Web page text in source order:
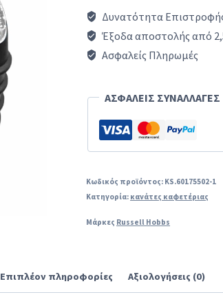
Δυνατότητα
Έξοδα αποστολής από
Ασφαλείς Πληρωμές
ΑΣΦΑΛΕΙΣ ΣΥΝΑΛΛΑΓΕΣ
Κωδικός προϊόντος: KS.60175502-1
Κατηγορία: κανάτες καφετέριας
Μάρκες Russell Hobbs
Επιπλέον πληροφορίες Αξιολογήσεις (0)